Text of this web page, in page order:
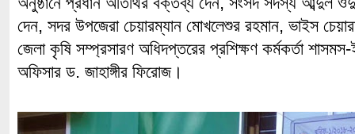
দেন, সদর উপজেরা চেয়ারম্যান মোখলেশুর রহমান, ভাইস
জেলা কৃষি সম্প্রসারণ অধিদপ্তরের প্রশিক্ষণ কর্মকর্তা
অফিসার ড. জাহাঙ্গীর ফিরোজ।